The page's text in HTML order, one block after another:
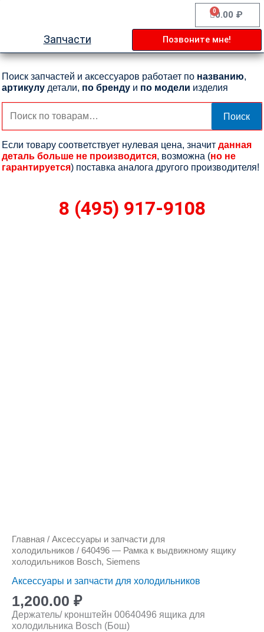
0.00 ₽
0
Cart
Запчасти Позвоните мне!
Поиск запчастей и аксессуаров работает по названию,
артикулу детали, по бренду и по модели изделия
Искать:
Поиск
Если товару соответствует нулевая цена, значит данная
деталь больше не производится, возможна (но не
гарантируется) поставка аналога другого производителя!
8 (495) 917-9108
Главная / Аксессуары и запчасти для
холодильников / 640496 — Рамка к выдвижному ящику
холодильников Bosch, Siemens
Аксессуары и запчасти для холодильников
1,200.00 ₽
Держатель/ кронштейн 00640496 ящика для
холодильника Bosch (Бош)